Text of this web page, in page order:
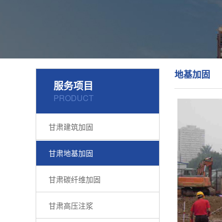
服务项目
PRODUCT
甘肃建筑加固
甘肃地基加固
甘肃碳纤维加固
甘肃高压注浆
地基加固